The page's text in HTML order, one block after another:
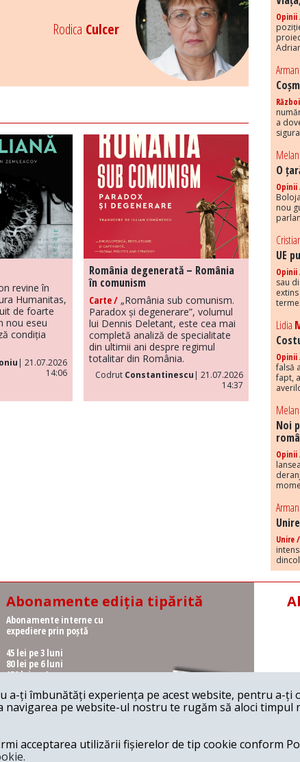
Rodica Culcer
revine în
Humanitas,
de foarte
nou eseu
condiția
| 21.07.2026
14:06
România degenerată – România
în comunism
Carte /„România sub comunism.
Paradox și degenerare”, volumul
lui Dennis Deletant, este cea mai
completă analiză de specialitate
din ultimii ani despre regimul
totalitar din România.
Codrut Constantinescu | 21.07.2026
14:37
Opinii
a
O
Opinii
nou
UE
Opinii
sau
Lidia
Opinii
falsă
fapt,
Noi
Opinii
Unire /
Abonamente ediția tipărită
Abonamente interne cu
expediere prin poștă
45 lei pe 3 luni
80 lei pe 6 luni
150 lei pe 1 an
Abonamente interne cu
ridicare de la redacție
62 lei pe 6 luni
115 lei pe 1 an
a-ți îmbunătăți experiența pe acest website, pentru a-
pe website-ul nostru te rugăm să aloci
acceptarea utilizării fișierelor de tip cookie conform